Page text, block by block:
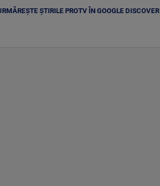
ȘTIRILE PROTV ÎN GOOGLE DISCOVER